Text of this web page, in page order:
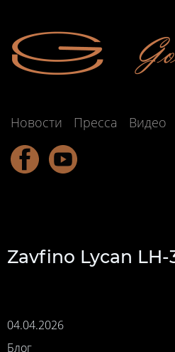
Новости Пресса Видео
Zavfino Lycan LH-
04.04.2026
Блог